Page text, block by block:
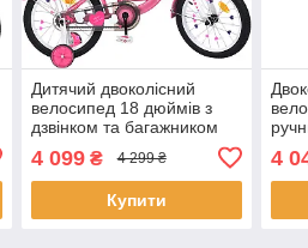
Дитячий двоколісний
велосипед 18 дюймів з
дзвінком та багажником
18041-1 Рожево-білий
4 099₴ 4 299 ₴
Купити
4